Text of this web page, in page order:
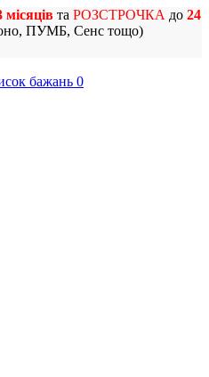
місяців та РОЗСТРОЧКА до 24
ПУМБ, Сенс тощо)
0